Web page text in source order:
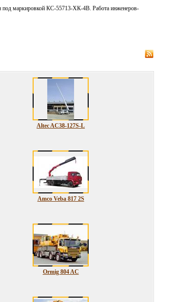
под маркировкой КС-55713-ХК-4В. Работа инженеров-
Altec AC38-127S-L
Amco Veba 817 2S
Ormig 804 AC